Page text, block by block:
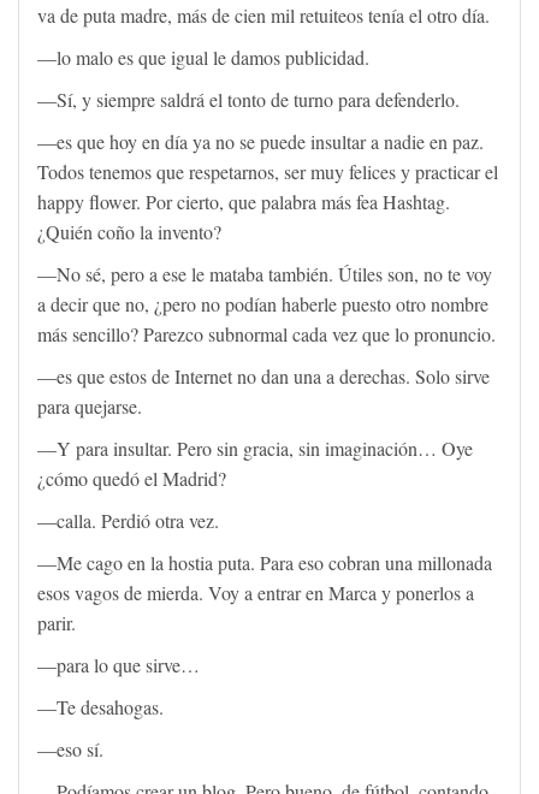
va de puta madre, más de cien mil retuiteos tenía el otro día.
—lo malo es que igual le damos publicidad.
—Sí, y siempre saldrá el tonto de turno para defenderlo.
—es que hoy en día ya no se puede insultar a nadie en paz.
Todos tenemos que respetarnos, ser muy felices y practicar el
happy flower. Por cierto, que palabra más fea Hashtag.
¿Quién coño la invento?
—No sé, pero a ese le mataba también. Útiles son, no te voy
a decir que no, ¿pero no podían haberle puesto otro nombre
más sencillo? Parezco subnormal cada vez que lo pronuncio.
—es que estos de Internet no dan una a derechas. Solo sirve
para quejarse.
—Y para insultar. Pero sin gracia, sin imaginación… Oye
¿cómo quedó el Madrid?
—calla. Perdió otra vez.
—Me cago en la hostia puta. Para eso cobran una millonada
esos vagos de mierda. Voy a entrar en Marca y ponerlos a
parir.
—para lo que sirve…
—Te desahogas.
—eso sí.